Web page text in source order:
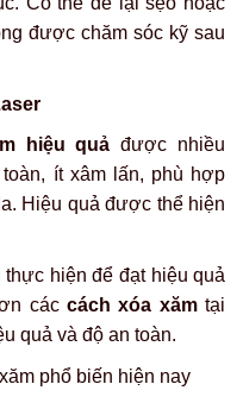
được chăm sóc kỹ sau
hiệu quả được nhiều
ít xâm lấn, phù hợp
Hiệu quả được thể hiện
hiện để đạt hiệu quả
các cách xóa xămtại
quả và độ an toàn.
phổ biến hiện nay